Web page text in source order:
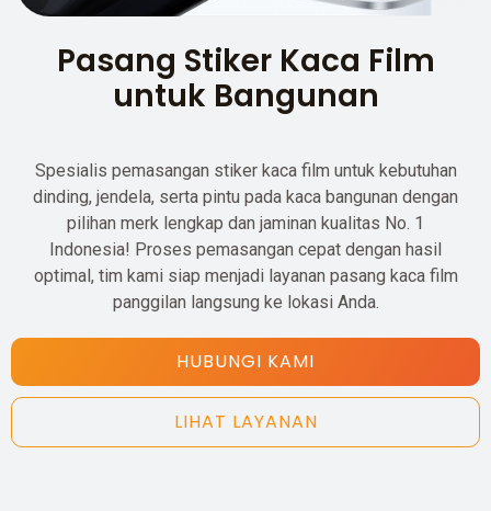
Pasang Stiker Kaca Film
untuk Bangunan
Spesialis pemasangan stiker kaca film untuk kebutuhan
dinding, jendela, serta pintu pada kaca bangunan dengan
pilihan merk lengkap dan jaminan kualitas No. 1
Indonesia! Proses pemasangan cepat dengan hasil
optimal, tim kami siap menjadi layanan pasang kaca film
panggilan langsung ke lokasi Anda.
HUBUNGI KAMI
LIHAT LAYANAN